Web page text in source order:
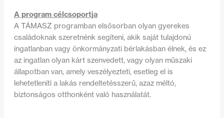
A program célcsoportja
A TÁMASZ programban elsősorban olyan gyerekes
családoknak szeretnénk segíteni, akik saját tulajdonú
ingatlanban vagy önkormányzati bérlakásban élnek, és ez
az ingatlan olyan kárt szenvedett, vagy olyan műszaki
állapotban van, amely veszélyezteti, esetleg el is
lehetetleníti a lakás rendeltetésszerű, azaz méltó,
biztonságos otthonként való használatát.